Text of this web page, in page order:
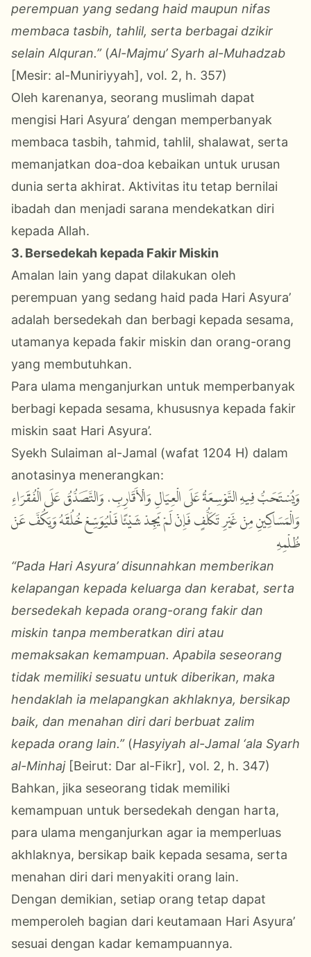
perempuan yang sedang haid maupun nifas
membaca tasbih, tahlil, serta berbagai dzikir
selain Alquran.”(Al-Majmu’ Syarh al-Muhadzab
[Mesir: al-Muniriyyah], vol. 2, h. 357)
Oleh karenanya, seorang muslimah dapat
mengisi Hari Asyura’ dengan memperbanyak
membaca tasbih, tahmid, tahlil, shalawat, serta
memanjatkan doa-doa kebaikan untuk urusan
dunia serta akhirat. Aktivitas itu tetap bernilai
ibadah dan menjadi sarana mendekatkan diri
kepada Allah.
3. Bersedekah kepada Fakir Miskin
Amalan lain yang dapat dilakukan oleh
perempuan yang sedang haid pada Hari Asyura’
adalah bersedekah dan berbagi kepada sesama,
utamanya kepada fakir miskin dan orang-orang
yang membutuhkan.
Para ulama menganjurkan untuk memperbanyak
berbagi kepada sesama, khususnya kepada fakir
miskin saat Hari Asyura’.
Syekh Sulaiman al-Jamal (wafat 1204 H) dalam
anotasinya menerangkan:
وَيُسْتَحَبُّ فِيهِ التَّوْسِعَةُ عَلَى الْعِيَالِ وَالْأَقَارِبِ، وَالتَّصَدُّقُ عَلَى الْفُقَرَاءِ
وَالْمَسَاكِينِ مِنْ غَيْرِ تَكَلُّفٍ فَإِنْ لَمْ يَجِدْ شَيْئًا فَلْيُوَسِّعْ خُلُقَهُ وَيَكُفَّ عَنْ
ظُلْمِهِ
“Pada Hari Asyura’ disunnahkan memberikan
kelapangan kepada keluarga dan kerabat, serta
bersedekah kepada orang-orang fakir dan
miskin tanpa memberatkan diri atau
memaksakan kemampuan. Apabila seseorang
tidak memiliki sesuatu untuk diberikan, maka
hendaklah ia melapangkan akhlaknya, bersikap
baik, dan menahan diri dari berbuat zalim
kepada orang lain.”(Hasyiyah al-Jamal ‘ala Syarh
al-Minhaj[Beirut: Dar al-Fikr], vol. 2, h. 347)
Bahkan, jika seseorang tidak memiliki
kemampuan untuk bersedekah dengan harta,
para ulama menganjurkan agar ia memperluas
akhlaknya, bersikap baik kepada sesama, serta
menahan diri dari menyakiti orang lain.
Dengan demikian, setiap orang tetap dapat
memperoleh bagian dari keutamaan Hari Asyura’
sesuai dengan kadar kemampuannya.